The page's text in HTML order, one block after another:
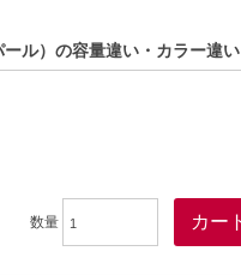
ル）の容量違い・カラー違い
数量